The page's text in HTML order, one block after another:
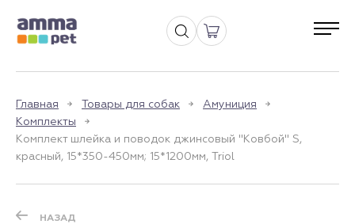
Главная Товары для собак
Амуниция
Комплекты
Комплект шлейка и поводок джинсовый "Ковбой" S,
красный, 15*350-450мм; 15*1200мм, Triol
НАЗАД